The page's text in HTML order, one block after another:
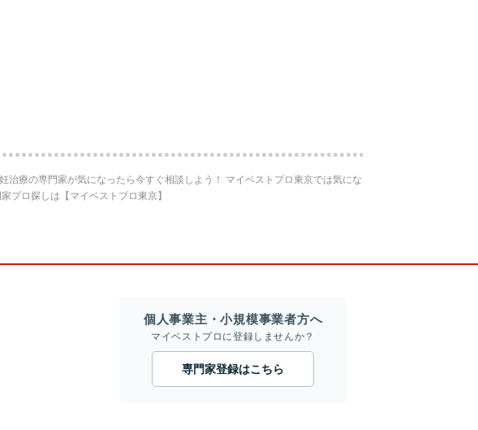
療の専門家が気になったら今すぐ相談しよう！ マイベストプロ東京では気にな
プロ探しは【マイベストプロ東京】
個人事業主・小規模事業者方へ
マイベストプロに登録しませんか？
専門家登録はこちら